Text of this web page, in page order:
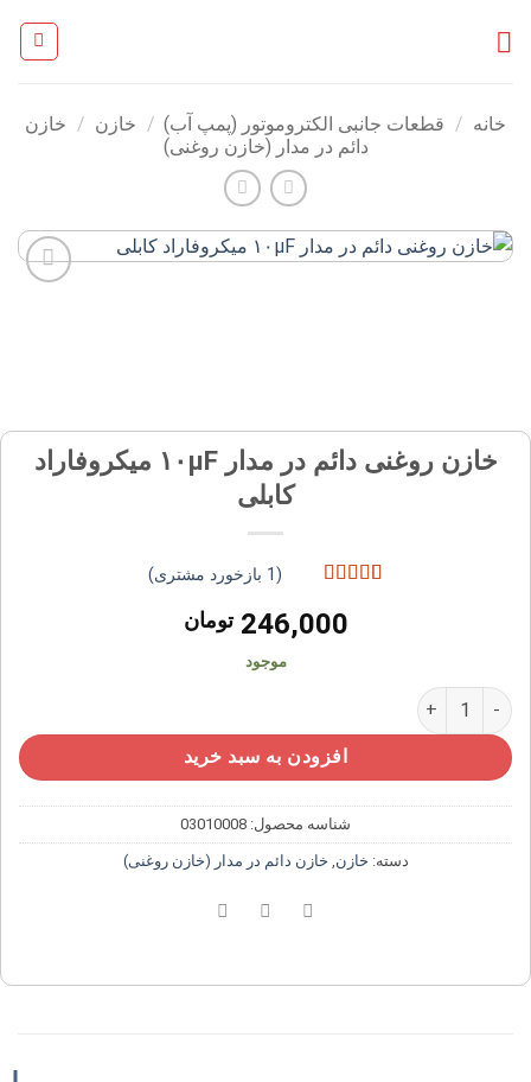
خانه / قطعات جانبی الکتروموتور (پمپ آب) / خازن / خازن
دائم در مدار (خازن روغنی)
خازن روغنی دائم در مدار ۱۰µF میکروفاراد
کابلی
امتیازدهی
(
1 بازخورد مشتری)
246,000 تومان
موجود
خازن روغنی دائم در مدار ۱۰µF میکروفاراد کابلی عدد
افزودن به سبد خرید
شناسه محصول: 03010008
دسته: خازن خازن دائم در مدار (خازن روغنی)